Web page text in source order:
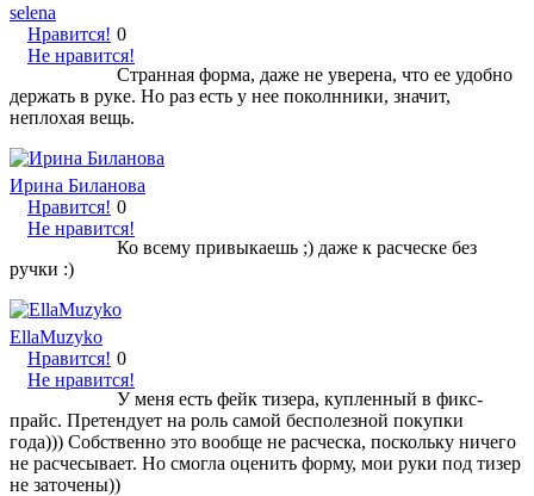
selena
Нравится!
Не нравится!
0
Странная форма, даже не уверена, что ее удобно
держать в руке. Но раз есть у нее поколнники, значит,
неплохая вещь.
Ирина Биланова
Нравится!
Не нравится!
0
Ко всему привыкаешь ;) даже к расческе без
ручки :)
EllaMuzyko
Нравится!
Не нравится!
0
У меня есть фейк тизера, купленный в фикс-
прайс. Претендует на роль самой бесполезной покупки
года))) Собственно это вообще не расческа, поскольку ничего
не расчесывает. Но смогла оценить форму, мои руки под тизер
не заточены))